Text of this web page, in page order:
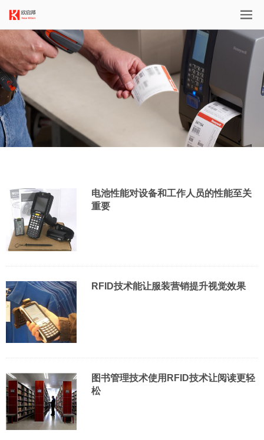
电池性能对设备和工作人员的性能至关
重要
RFID技术能让服装营销提升视觉效果
图书管理技术使用RFID技术让阅读更轻
松